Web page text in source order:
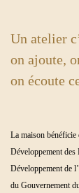
Un atelier
on ajoute,
on écoute
—
La maison bénéficie
Développement des
Développement de
du Gouvernement